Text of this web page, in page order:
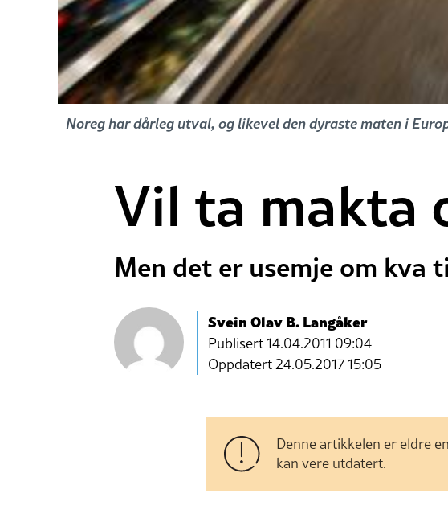
Noreg har dårleg utval, og likevel den dyraste maten i
Vil ta makta
Men det er usemje om kva
Svein Olav B. Langåker
Publisert14.04.2011 09:04
Oppdatert 24.05.2017 15:05
Denne artikkelen er eldre
kan vere utdatert.